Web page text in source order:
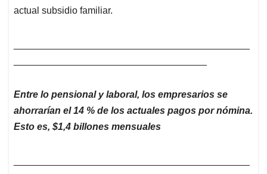
actual subsidio familiar.
Entre lo pensional y laboral, los empresarios se
ahorrarían el 14 % de los actuales pagos por nómina.
Esto es, $1,4 billones mensuales